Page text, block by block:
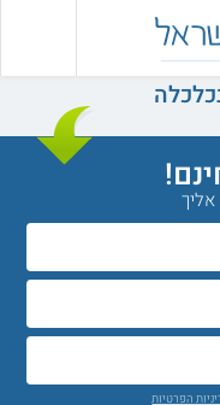
אליך
הפרטיות